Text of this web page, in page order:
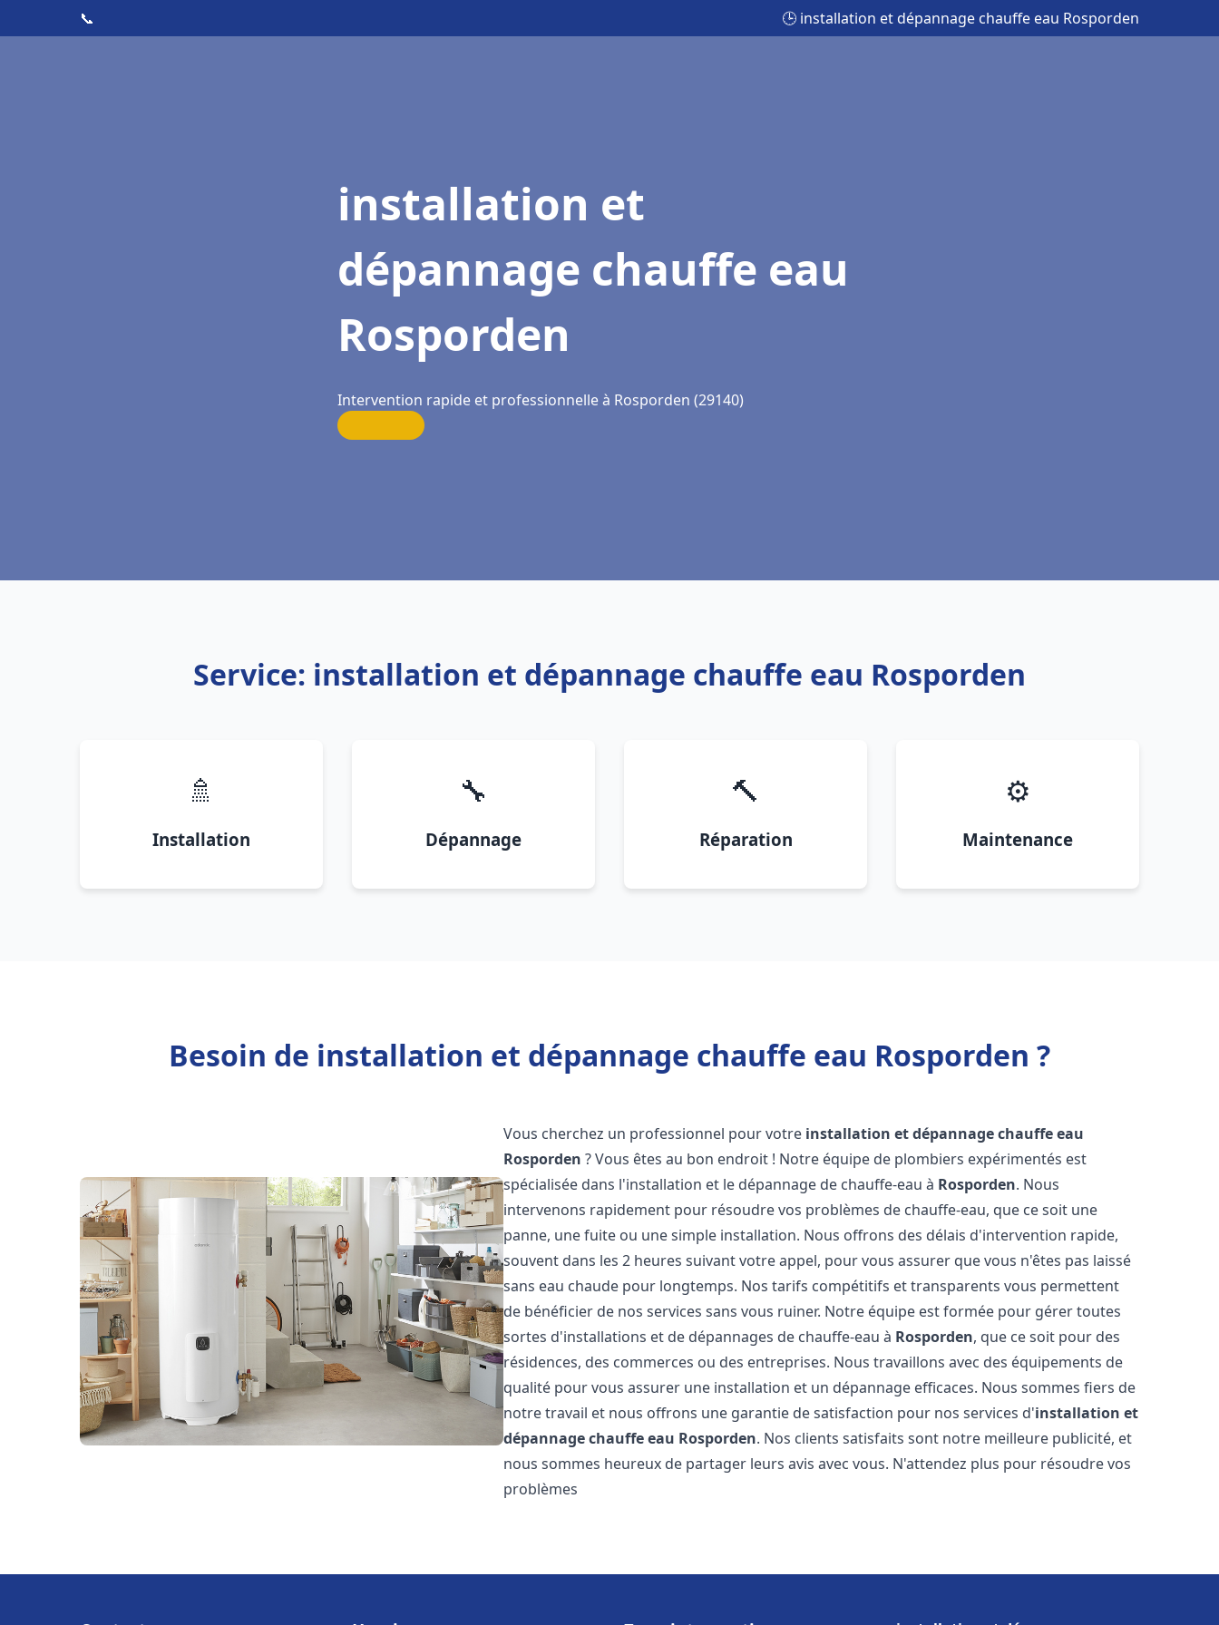
📞 🕒 installation et dépannage chauffe eau Rosporden
installation et
dépannage chauffe eau
Rosporden
Intervention rapide et professionnelle à Rosporden (29140)
Service: installation et dépannage chauffe eau Rosporden
🚿
Installation
🔧
Dépannage
🔨
Réparation
⚙️
Maintenance
Besoin de installation et dépannage chauffe eau Rosporden ?
Vous cherchez un professionnel pour votre installation et dépannage chauffe eau
Rosporden ? Vous êtes au bon endroit ! Notre équipe de plombiers expérimentés est
spécialisée dans l'installation et le dépannage de chauffe-eau à Rosporden. Nous
intervenons rapidement pour résoudre vos problèmes de chauffe-eau, que ce soit une
panne, une fuite ou une simple installation. Nous offrons des délais d'intervention rapide,
souvent dans les 2 heures suivant votre appel, pour vous assurer que vous n'êtes pas laissé
sans eau chaude pour longtemps. Nos tarifs compétitifs et transparents vous permettent
de bénéficier de nos services sans vous ruiner. Notre équipe est formée pour gérer toutes
sortes d'installations et de dépannages de chauffe-eau à Rosporden, que ce soit pour des
résidences, des commerces ou des entreprises. Nous travaillons avec des équipements de
qualité pour vous assurer une installation et un dépannage efficaces. Nous sommes fiers de
notre travail et nous offrons une garantie de satisfaction pour nos services d'installation et
dépannage chauffe eau Rosporden. Nos clients satisfaits sont notre meilleure publicité, et
nous sommes heureux de partager leurs avis avec vous. N'attendez plus pour résoudre vos
problèmes